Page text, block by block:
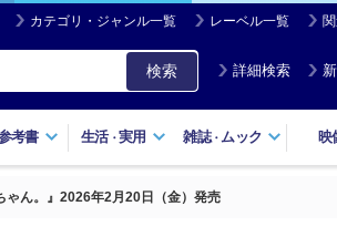
カテゴリ・ジャンル一覧 レーベル一覧
検索 詳細検索
考書 生活・実用 雑誌・ ムック 映
ん。』2026年2月20日（金）発売